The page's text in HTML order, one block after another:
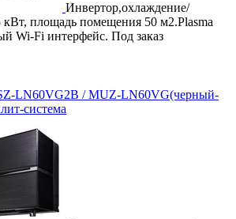
Инвертор,охлаждение/
кВт, площадь помещения 50 м2.Plasma
Wi-Fi интерфейс. Под заказ
LN60VG2B / MUZ-LN60VG(черный-
система